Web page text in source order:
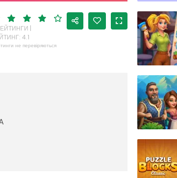
|
4.1
не перевіряються